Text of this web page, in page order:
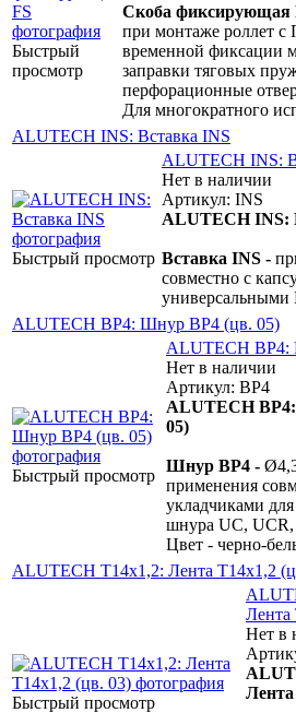
Быстрый
просмотр
Скоба фиксирующая
при монтаже роллет
временной фиксации
заправки тяговых
перфорационные
Для многократного
ALUTECH INS: Вставка INS
Быстрый просмотр
ALUTECH INS:
Нет в наличии
Артикул: INS
ALUTECH INS:
Вставка INS -
совместно с
ALUTECH BP4: Шнур BP4 (цв. 05)
Быстрый просмотр
ALUTECH BP4:
Нет в наличии
Артикул: BP4
ALUTECH
05)
Шнур BP4 -
применения
укладчиками для
шнура UC, UCR,
Цвет - черно-
ALUTECH T14x1,2: Лента T14x1,2
Быстрый просмотр
Лента
Нет в
Лента